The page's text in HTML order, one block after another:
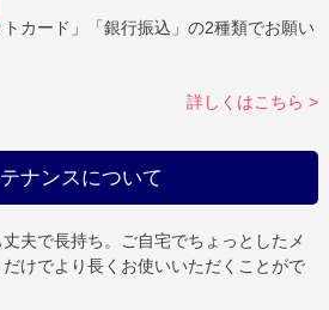
カード」「銀行振込」の2種類でお願い
詳しくはこちら >
ナンスについて
夫で長持ち。ご自宅でちょっとしたメ
けでより長くお使いいただくことがで